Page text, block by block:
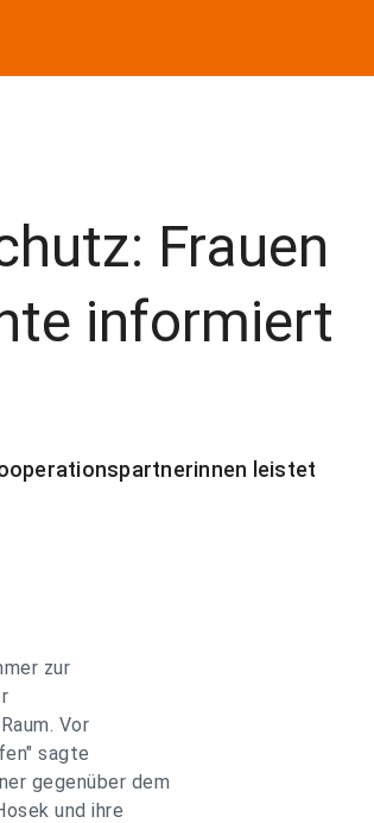
Frauen
informiert
leistet
zur
Vor
sagte
gegenüber dem
und ihre